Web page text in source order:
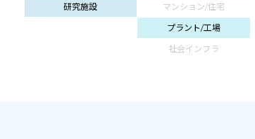
研究施設
マンション/住宅
プラント/工場
社会インフラ